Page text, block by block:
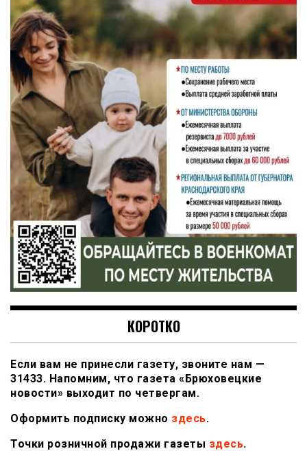
КОРОТКО
Если вам не принесли газету, звоните нам —
31433. Напомним, что газета «Брюховецкие
новости» выходит по четвергам.
Оформить подписку можно здесь.
Точки розничной продажи газеты здесь.